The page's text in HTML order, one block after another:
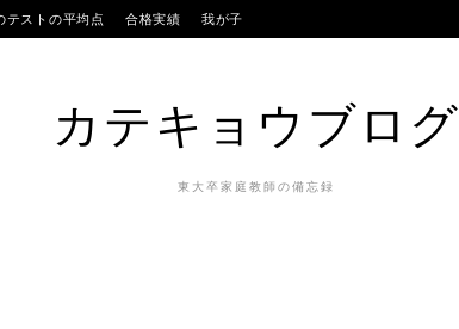
テストの平均点 合格実績 我が子
カテキョウブログ
東大卒家庭教師の備忘録